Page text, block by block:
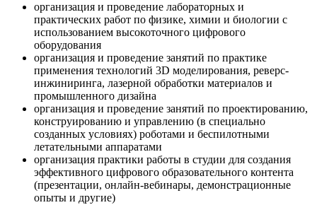
организация и проведение лабораторных и
практических работ по физике, химии и биологии с
использованием высокоточного цифрового
оборудования
организация и проведение занятий по практике
применения технологий 3D моделирования, реверс-
инжиниринга, лазерной обработки материалов и
промышленного дизайна
организация и проведение занятий по проектированию,
конструированию и управлению (в специально
созданных условиях) роботами и беспилотными
летательными аппаратами
организация практики работы в студии для создания
эффективного цифрового образовательного контента
(презентации, онлайн-вебинары, демонстрационные
опыты и другие)